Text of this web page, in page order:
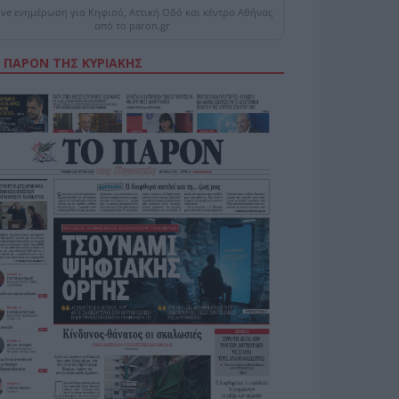
ενημέρωση για Κηφισό, Αττική Οδό και κέντρο Αθήνας
από το paron.gr
ΤΗΣ ΚΥΡΙΑΚΗΣ